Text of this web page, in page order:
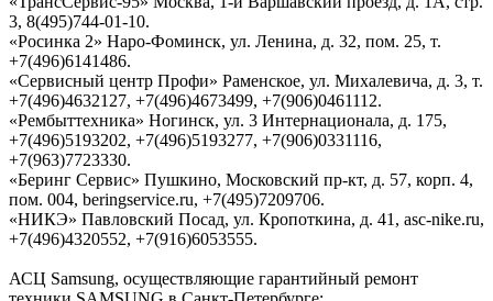
3, 8(495)744-01-10.
«Росинка 2» Наро-Фоминск, ул. Ленина, д. 32, пом. 25, т.
+7(496)6141486.
«Сервисный центр Профи» Раменское, ул. Михалевича, д. 3, т.
+7(496)4632127, +7(496)4673499, +7(906)0461112.
«Рембыттехника» Ногинск, ул. 3 Интернационала, д. 175,
+7(496)5193202, +7(496)5193277, +7(906)0331116,
+7(963)7723330.
«Беринг Сервис» Пушкино, Московский пр-кт, д. 57, корп. 4,
пом. 004, beringservice.ru, +7(495)7209706.
«НИКЭ» Павловский Посад, ул. Кропоткина, д. 41, asc-nike.ru,
+7(496)4320552, +7(916)6053555.
АСЦ Samsung, осуществляющие гарантийный ремонт